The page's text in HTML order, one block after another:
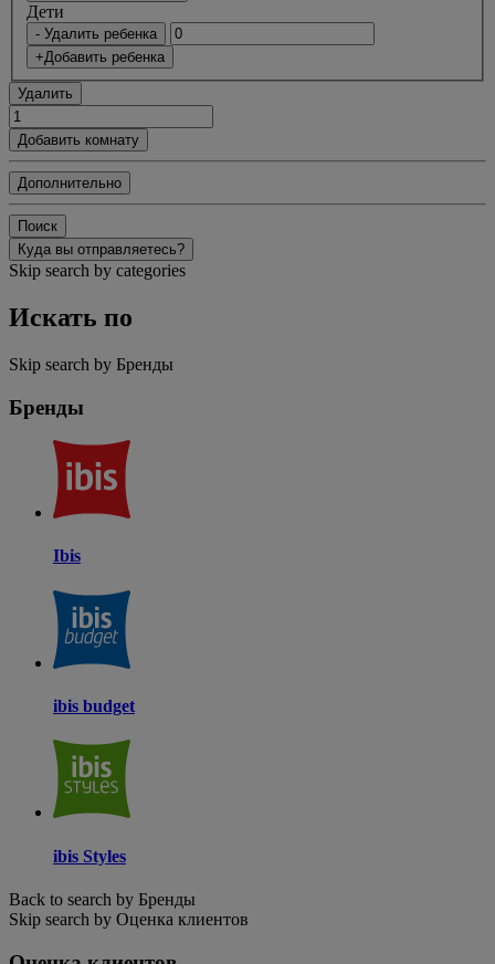
Дети
- Удалить ребенка
+Добавить ребенка
Удалить
Добавить комнату
Дополнительно
Поиск
Куда вы отправляетесь?
Skip search by categories
Искать по
Skip search by Бренды
Бренды
Ibis
ibis budget
ibis Styles
Back to search by Бренды
Skip search by Оценка клиентов